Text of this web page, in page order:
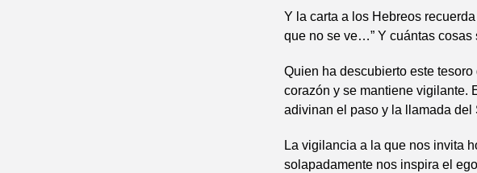
Y la carta a los Hebreos
que no se ve…” Y cuántas cosas
Quien ha descubierto este
corazón y se mantiene vigilante.
adivinan el paso y la llamada del
La vigilancia a la que nos invita
solapadamente nos inspira el